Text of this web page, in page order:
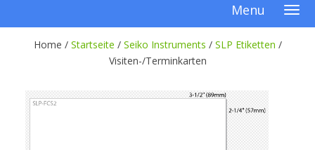
Menu
Home / Startseite / Seiko Instruments / SLP Etiketten /
Visiten-/Terminkarten